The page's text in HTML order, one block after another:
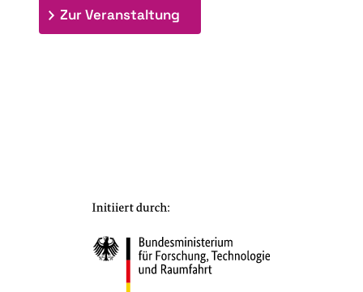
Zur Veranstaltung